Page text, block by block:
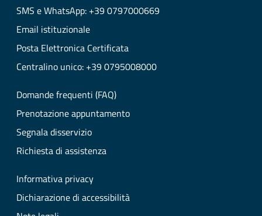
SMS e WhatsApp: +39 0797000669
Email istituzionale
Posta Elettronica Certificata
Centralino unico: +39 0795008000
Domande frequenti (FAQ)
Prenotazione appuntamento
Segnala disservizio
Richiesta di assistenza
Informativa privacy
Dichiarazione di accessibilità